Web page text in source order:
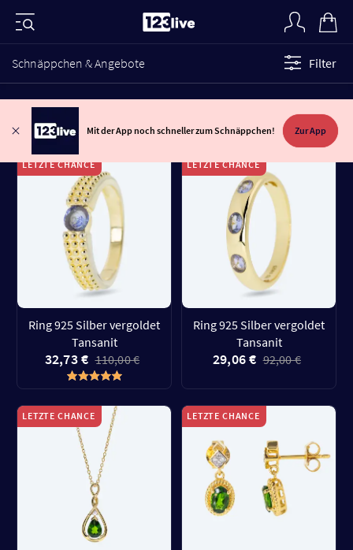
Schnäppchen & Angebote Filter
Mit der App noch schneller zum Schnäppchen! Zur App
LETZTE CHANCE
Ring 925 Silber vergoldet
Tansanit
32,73 € 110,00 €
LETZTE CHANCE
Ring 925 Silber vergoldet
Tansanit
29,06 € 92,00 €
LETZTE CHANCE LETZTE CHANCE